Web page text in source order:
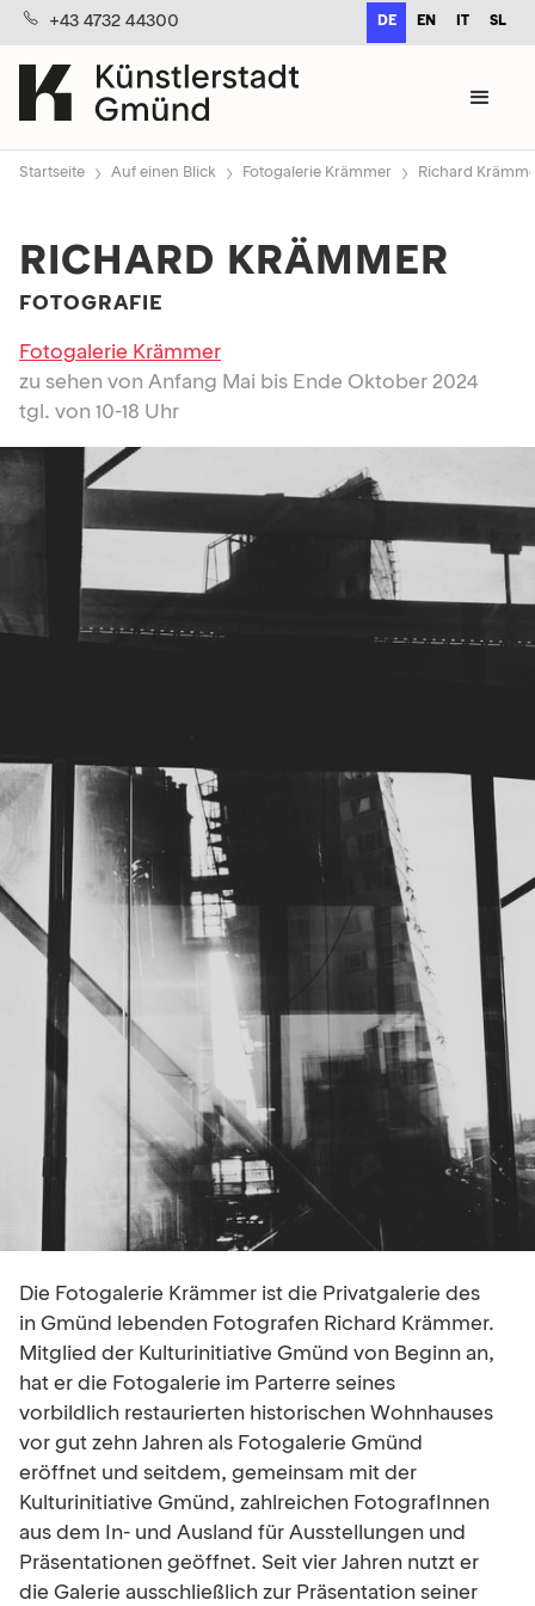
+43 4732 44300 DE EN SL
Startseite › Auf einen Blick › Fotogalerie Krämmer › Richard
RICHARD KRÄMMER
FOTOGRAFIE
Fotogalerie Krämmer
zu sehen von Anfang Mai bis Ende Oktober 2024
tgl. von 10-18 Uhr
Die Fotogalerie Krämmer ist die Privatgalerie des
in Gmünd lebenden Fotografen Richard Krämmer.
Mitglied der Kulturinitiative Gmünd von Beginn an,
hat er die Fotogalerie im Parterre seines
vorbildlich restaurierten historischen Wohnhauses
vor gut zehn Jahren als Fotogalerie Gmünd
eröffnet und seitdem, gemeinsam mit der
Kulturinitiative Gmünd, zahlreichen FotografInnen
aus dem In- und Ausland für Ausstellungen und
Präsentationen geöffnet. Seit vier Jahren nutzt er
die Galerie ausschließlich zur Präsentation seiner